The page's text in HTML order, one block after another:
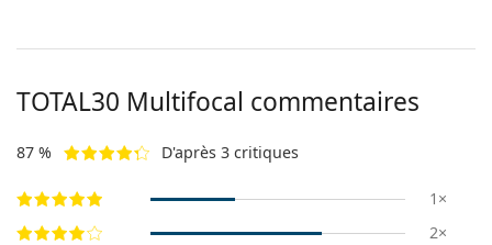
TOTAL30 Multifocal commentaires
87 % D'après 3 critiques
1×
2×